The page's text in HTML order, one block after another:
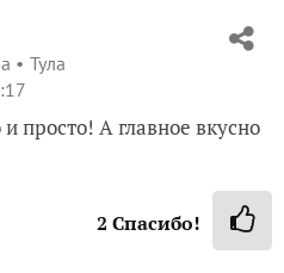
Тула
просто! А главное вкусно
2 Спасибо!